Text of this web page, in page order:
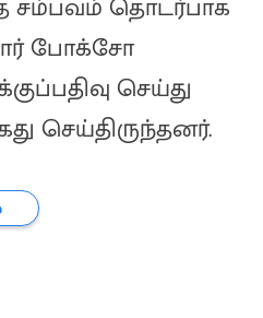
சம்பவம் தொடர்பாக
போக்சோ
செய்து